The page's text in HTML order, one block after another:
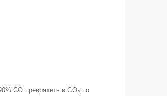
CO превратить в CO2 по